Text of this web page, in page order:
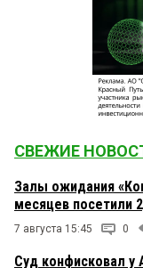
СВЕЖИЕ
Залы ожидания
месяцев посетили
7 августа 15:45 0
Суд конфисковал у